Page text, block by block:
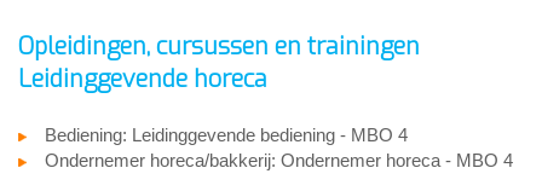
Opleidingen, cursussen en trainingen
Leidinggevende horeca
Bediening: Leidinggevende bediening - MBO 4
Ondernemer horeca/bakkerij: Ondernemer horeca - MBO 4